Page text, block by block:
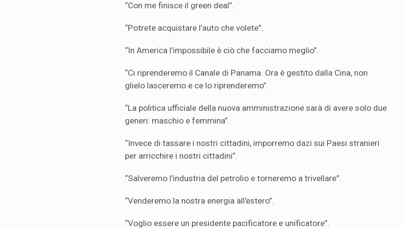
“Con me finisce il green deal”.
“Potrete acquistare l’auto che volete”.
“In America l’impossibile è ciò che facciamo meglio”.
“Ci riprenderemo il Canale di Panama. Ora è gestito dalla Cina, non
glielo lasceremo e ce lo riprenderemo”.
“La politica ufficiale della nuova amministrazione sarà di avere solo due
generi: maschio e femmina”.
“Invece di tassare i nostri cittadini, imporremo dazi sui Paesi stranieri
per arricchire i nostri cittadini”.
“Salveremo l’industria del petrolio e torneremo a trivellare”.
“Venderemo la nostra energia all’estero”.
“Voglio essere un presidente pacificatore e unificatore”.